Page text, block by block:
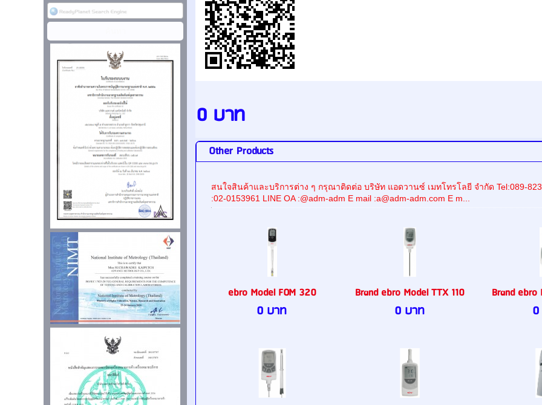
0 บาท
Other Products
สนใจสินค้าและบริการต่าง ๆ กรุณาติดต่อ บริษัท แอดวานซ์ เมทโทรโลยี จำกัด Tel:089-
:02-0153961 LINE OA :@adm-adm E mail :a@adm-adm.com E m...
ebro Model FOM 320
0 บาท
Brand ebro Model TTX 110
0 บาท
Brand ebro